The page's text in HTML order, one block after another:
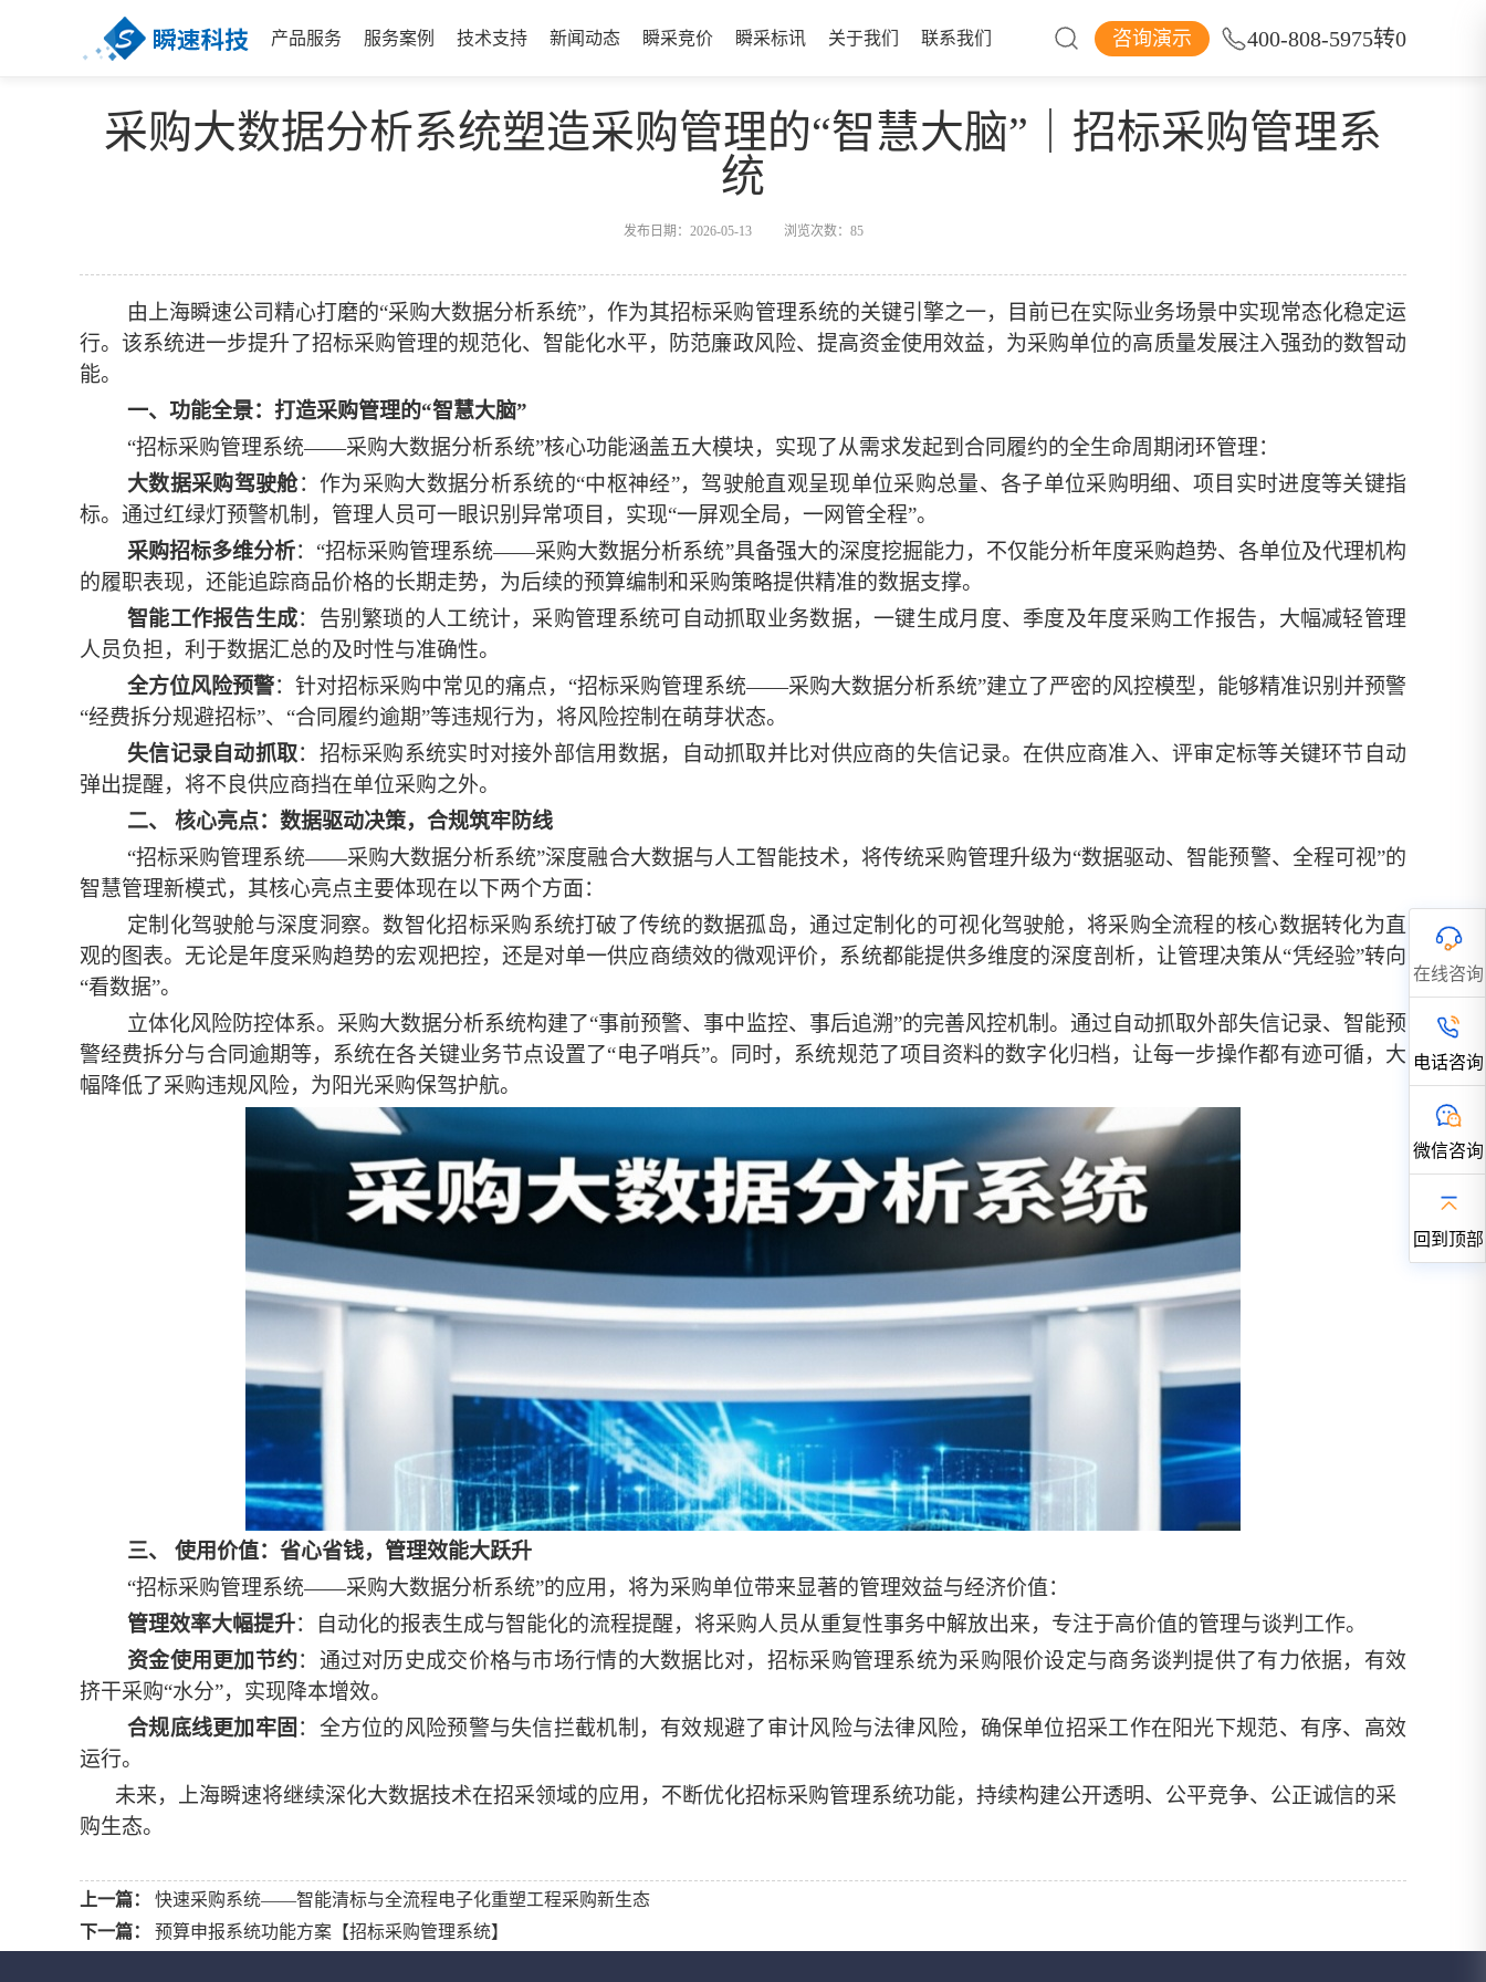
产品服务 服务案例 技术支持 新闻动态 瞬采竞价 瞬采标讯 关于我们 联系我们 咨询演示 400-808-5975转0
采购大数据分析系统塑造采购管理的“智慧大脑”｜招标采购管理系
统
发布日期：2026-05-13 浏览次数： 85
由上海瞬速公司精心打磨的“采购大数据分析系统”，作为其招标采购管理系统的关键引擎之一，目前已在实际业务场景中实现常态化稳定运
行。该系统进一步提升了招标采购管理的规范化、智能化水平，防范廉政风险、提高资金使用效益，为采购单位的高质量发展注入强劲的数智动
能。
一、功能全景：打造采购管理的“智慧大脑”
“招标采购管理系统——采购大数据分析系统”核心功能涵盖五大模块，实现了从需求发起到合同履约的全生命周期闭环管理：
大数据采购驾驶舱：作为采购大数据分析系统的“中枢神经”，驾驶舱直观呈现单位采购总量、各子单位采购明细、项目实时进度等关键指
标。通过红绿灯预警机制，管理人员可一眼识别异常项目，实现“一屏观全局，一网管全程”。
采购招标多维分析： “招标采购管理系统——采购大数据分析系统”具备强大的深度挖掘能力，不仅能分析年度采购趋势、各单位及代理机构
的履职表现，还能追踪商品价格的长期走势，为后续的预算编制和采购策略提供精准的数据支撑。
智能工作报告生成：告别繁琐的人工统计， 采购管理系统可自动抓取业务数据，一键生成月度、季度及年度采购工作报告，大幅减轻管理
人员负担，利于数据汇总的及时性与准确性。
全方位风险预警：针对招标采购中常见的痛点， “招标采购管理系统——采购大数据分析系统”建立了严密的风控模型，能够精准识别并预警
“经费拆分规避招标”、“合同履约逾期”等违规行为，将风险控制在萌芽状态。
失信记录自动抓取： 招标采购系统实时对接外部信用数据，自动抓取并比对供应商的失信记录。在供应商准入、评审定标等关键环节自动
弹出提醒，将不良供应商挡在单位采购之外。
二、
核心亮点：数据驱动决策，合规筑牢防线
“招标采购管理系统——采购大数据分析系统”深度融合大数据与人工智能技术，将传统采购管理升级为“数据驱动、智能预警、全程可视”的
智慧管理新模式，其核心亮点主要体现在以下两个方面：
定制化驾驶舱与深度洞察。 数智化招标采购系统打破了传统的数据孤岛，通过定制化的可视化驾驶舱，将采购全流程的核心数据转化为直
观的图表。无论是年度采购趋势的宏观把控，还是对单一供应商绩效的微观评价，系统都能提供多维度的深度剖析，让管理决策从“凭经验”转向
“看数据”。
立体化风险防控体系。采购大数据分析系统构建了“事前预警、事中监控、事后追溯”的完善风控机制。通过自动抓取外部失信记录、智能预
警经费拆分与合同逾期等，系统在各关键业务节点设置了“电子哨兵”。同时，系统规范了项目资料的数字化归档，让每一步操作都有迹可循，大
幅降低了采购违规风险，为阳光采购保驾护航。
三、
使用价值：省心省钱，管理效能大跃升
“招标采购管理系统——采购大数据分析系统”的应用，将为采购单位带来显著的管理效益与经济价值：
管理效率大幅提升：自动化的报表生成与智能化的流程提醒，将采购人员从重复性事务中解放出来，专注于高价值的管理与谈判工作。
资金使用更加节约：通过对历史成交价格与市场行情的大数据比对， 招标采购管理系统为采购限价设定与商务谈判提供了有力依据，有效
挤干采购“水分”，实现降本增效。
合规底线更加牢固 ：全方位的风险预警与失信拦截机制，有效规避了审计风险与法律风险，确保单位招采工作在阳光下规范、有序、高效
运行。
未来，
上海瞬速将继续深化大数据技术在招采领域的应用，不断优化招标采购管理系统功能，持续构建公开透明、公平竞争、公正诚信的采
购生态。
上一篇：
快速采购系统——智能清标与全流程电子化重塑工程采购新生态
下一篇：
预算申报系统功能方案【招标采购管理系统】
在线咨询
电话咨询
微信咨询
回到顶部